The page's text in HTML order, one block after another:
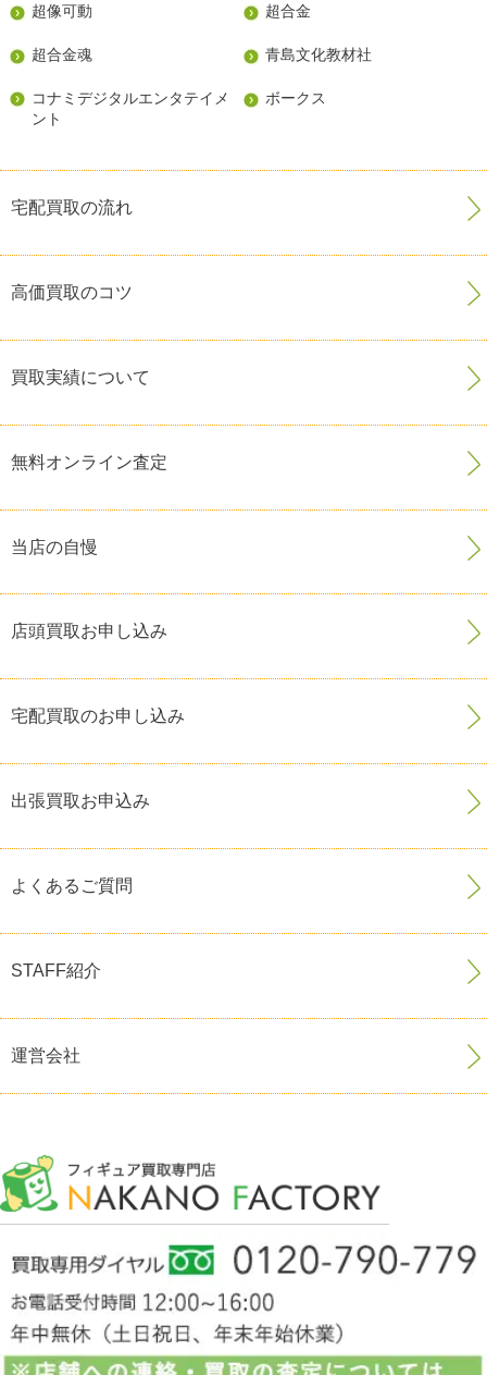
超像可動 超合金
超合金魂 青島文化教材社
コナミデジタルエンタテイメ
ント
ボークス
宅配買取の流れ
高価買取のコツ
買取実績について
無料オンライン査定
当店の自慢
店頭買取お申し込み
宅配買取のお申し込み
出張買取お申込み
よくあるご質問
STAFF紹介
運営会社